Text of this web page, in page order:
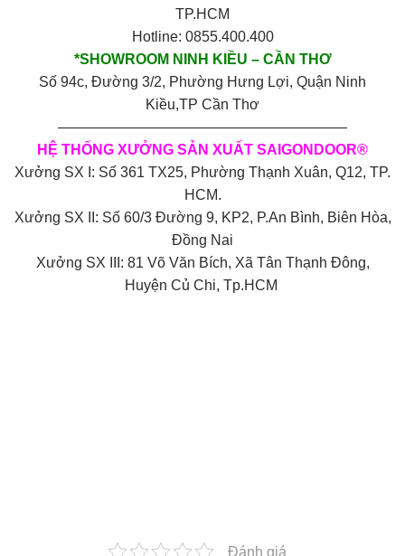
TP.HCM
Hotline: 0855.400.400
*SHOWROOM NINH KIỀU – CẦN THƠ
Số 94c, Đường 3/2, Phường Hưng Lợi, Quận Ninh
Kiều,TP Cần Thơ
————————————————————
HỆ THỐNG XƯỞNG SẢN XUẤT SAIGONDOOR®
Xưởng SX I: Số 361 TX25, Phường Thạnh Xuân, Q12, TP.
HCM.
Xưởng SX II: Số 60/3 Đường 9, KP2, P.An Bình, Biên Hòa,
Đồng Nai
Xưởng SX III: 81 Võ Văn Bích, Xã Tân Thạnh Đông,
Huyện Củ Chi, Tp.HCM
Đánh giá